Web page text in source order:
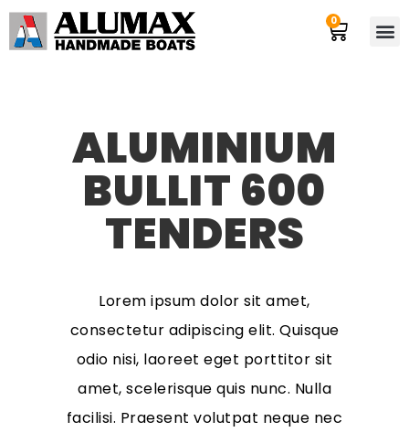
0
ALUMINIUM
BULLIT 600
TENDERS
Lorem ipsum dolor sit amet,
consectetur adipiscing elit. Quisque
odio nisi, laoreet eget porttitor sit
amet, scelerisque quis nunc. Nulla
facilisi. Praesent volutpat neque nec